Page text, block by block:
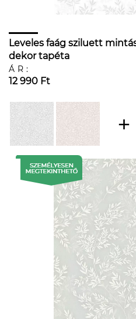
Leveles faág sziluett
dekor tapéta
ÁR:
12 990 Ft